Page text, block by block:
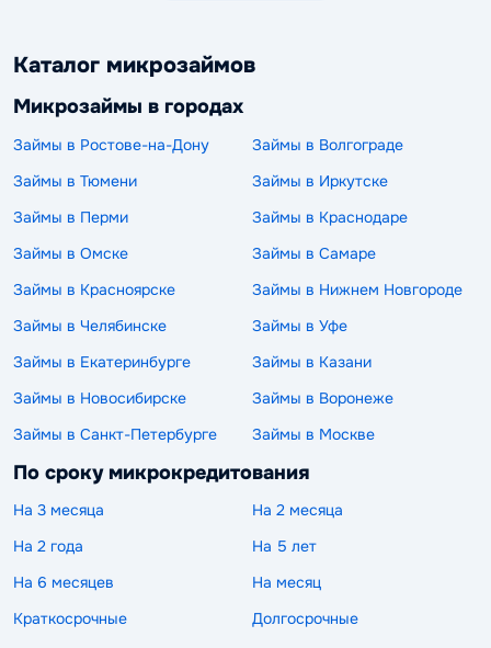
Каталог микрозаймов
Микрозаймы в городах
Займы в Ростове-на-Дону
Займы в Волгограде
Займы в Тюмени
Займы в Иркутске
Займы в Перми
Займы в Краснодаре
Займы в Омске
Займы в Самаре
Займы в Красноярске
Займы в Нижнем Новгороде
Займы в Челябинске
Займы в Уфе
Займы в Екатеринбурге
Займы в Казани
Займы в Новосибирске
Займы в Воронеже
Займы в Санкт-Петербурге
Займы в Москве
По сроку микрокредитования
На 3 месяца
На 2 месяца
На 2 года
На 5 лет
На 6 месяцев
На месяц
Краткосрочные
Долгосрочные